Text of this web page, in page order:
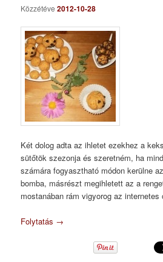
Közzétéve2012-10-28
Két dolog adta az ihletet ezekhez a
sütőtök szezonja és szeretném, ha
számára fogyasztható módon kerülne
bomba, másrészt megihletett az a
mostanában rám vigyorog az internetes
Folytatás →